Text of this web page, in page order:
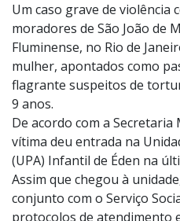
Um caso grave de violência
moradores de São João de
Fluminense, no Rio de
mulher, apontados como
flagrante suspeitos de
9 anos.
De acordo com a Secretaria
vítima deu entrada na
(UPA) Infantil de Éden na
Assim que chegou à
conjunto com o Serviço
protocolos de atendimento